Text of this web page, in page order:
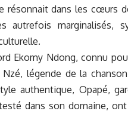
résonnait dans les cœurs
autrefois marginalisés,
Ekomy Ndong, connu
légende de la
authentique, Opapé,
dans son domaine,